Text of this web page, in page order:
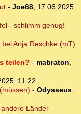
- Joe68, 17.06.2025,
- schlimm genug!
Anja Reschke (mT)
teilen? - mabraton,
11:22
- Odysseus,
Länder